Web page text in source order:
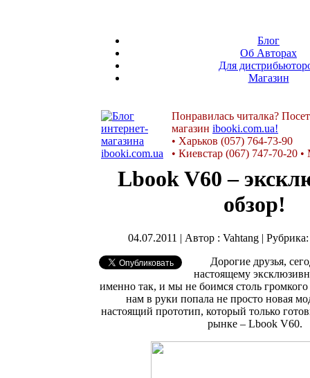
Блог
Об Авторах
Для
Магазин
Понравилась читалка?
магазин ibooki.com.ua!
• Харьков (057) 764-73-90
• Киевстар (067) 747-70-20 •
Lbook V60 –
обзор!
04.07.2011 | Автор : Vahtang |
Дорогие друзья,
настоящему
именно так, и мы не боимся столь
нам в руки попала не просто новая
настоящий прототип, который только
рынке – Lbook V60.